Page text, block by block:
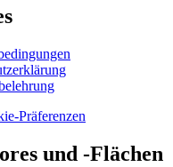
Präferenzen
und -Flächen